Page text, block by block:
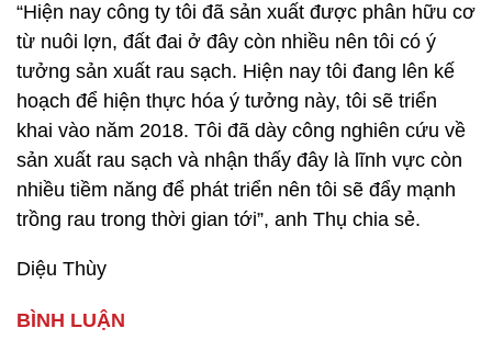
“Hiện nay công ty tôi đã sản xuất được phân hữu cơ
từ nuôi lợn, đất đai ở đây còn nhiều nên tôi có ý
tưởng sản xuất rau sạch. Hiện nay tôi đang lên kế
hoạch để hiện thực hóa ý tưởng này, tôi sẽ triển
khai vào năm 2018. Tôi đã dày công nghiên cứu về
sản xuất rau sạch và nhận thấy đây là lĩnh vực còn
nhiều tiềm năng để phát triển nên tôi sẽ đẩy mạnh
trồng rau trong thời gian tới”, anh Thụ chia sẻ.
Diệu Thùy